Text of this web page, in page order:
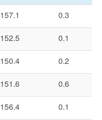
157.1 0.3
152.5 0.1
150.4 0.2
151.6 0.6
156.4 0.1